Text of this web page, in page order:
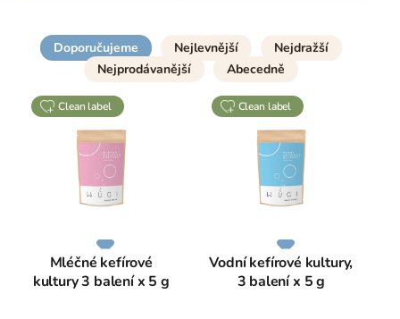
Doporučujeme Nejlevnější
Nejdražší
Nejprodávanější
Abecedně
clean label
Mléčné kefírové
kultury 3 balení x 5 g
clean label
Vodní kefírové kultury,
3 balení x 5 g